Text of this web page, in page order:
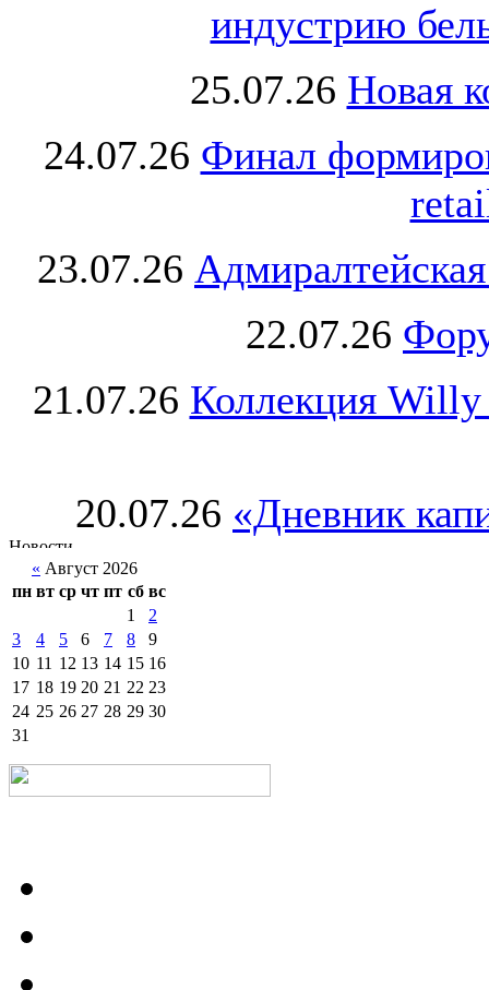
индустрию
25.07.26 Новая
24.07.26 Финал
23.07.26
22.07.26
21.07.26 Коллекция Willy
20.07.26 «Дневник
« Август 2026
пн вт ср чт пт сб вс
1
2
3
4 5 6 7 8
9
10 11 12 13 14 15 16
17 18 19 20 21 22 23
24 25 26 27 28 29 30
31